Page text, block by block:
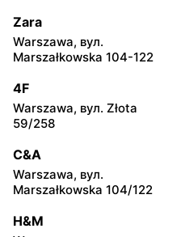
Grzybowska 2
Żabka
Chałubińskiego 8
Żabka
Grzybowska 4
Żabka
Zara
Warszawa, вул.
Marszałkowska 104-122
4F
Warszawa, вул. Złota
59/258
C&A
Warszawa, вул.
Marszałkowska 104/122
H&M